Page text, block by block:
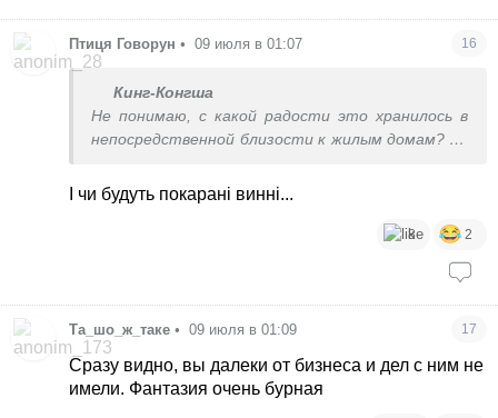
Птиця Говорун • 09 июля в 01:07 16
Кинг-Конгша
Не понимаю, с какой радости это хранилось в
непосредственной близости к жилым домам? Ну
І чи будуть покарані винні...
8 2
Та_шо_ж_таке • 09 июля в 01:09 17
Сразу видно, вы далеки от бизнеса и дел с ним не
имели. Фантазия очень бурная